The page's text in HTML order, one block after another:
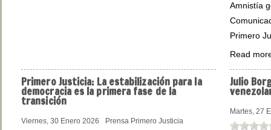
Amnistía
Primero
Read
PrimeroJusticia: La estabilización para la
democracia es la primera fase de la
transición
Viernes, 30 Enero 2026
Prensa Primero Justicia
Julio
Martes, 27